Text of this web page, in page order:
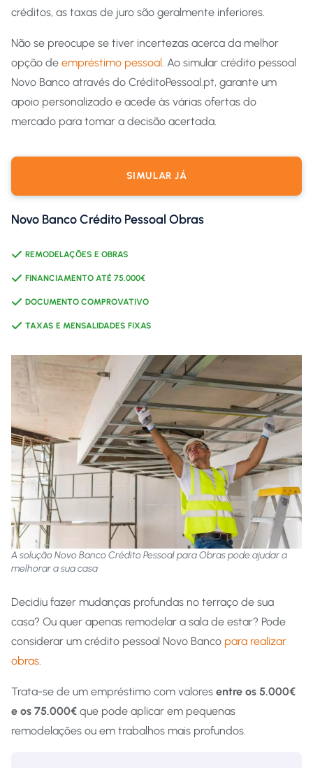
créditos, as taxas de juro são geralmente inferiores.
Não se preocupe se tiver incertezas acerca da melhor
opção de empréstimo pessoal. Ao simular crédito pessoal
Novo Banco através do CréditoPessoal.pt, garante um
apoio personalizado e acede às várias ofertas do
mercado para tomar a decisão acertada.
SIMULAR JÁ
Novo Banco Crédito Pessoal Obras
REMODELAÇÕES E OBRAS
FINANCIAMENTO ATÉ 75.000€
DOCUMENTO COMPROVATIVO
TAXAS E MENSALIDADES FIXAS
A solução Novo Banco Crédito Pessoal para Obras pode ajudar a
melhorar a sua casa
Decidiu fazer mudanças profundas no terraço de sua
casa? Ou quer apenas remodelar a sala de estar? Pode
considerar um crédito pessoal Novo Banco para realizar
obras.
Trata-se de um empréstimo com valores entre os 5.000€
e os 75.000€ que pode aplicar em pequenas
remodelações ou em trabalhos mais profundos.